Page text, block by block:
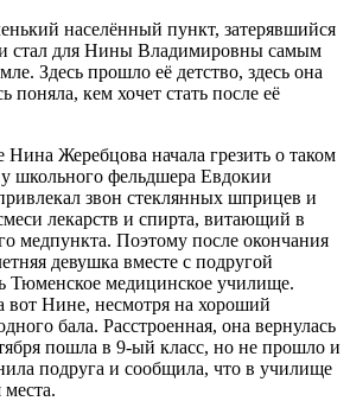
населённый пункт, затерявшийся
стал для Нины Владимировны самым
Здесь прошло её детство, здесь она
поняла, кем хочет стать после её
Нина Жеребцова начала грезить о таком
школьного фельдшера Евдокии
звон стеклянных шприцев и
лекарств и спирта, витающий в
медпункта. Поэтому после окончания
девушка вместе с подругой
Тюменское медицинское училище.
вот Нине, несмотря на хороший
бала. Расстроенная, она вернулась
пошла в 9-ый класс, но не прошло и
подруга и сообщила, что в училище